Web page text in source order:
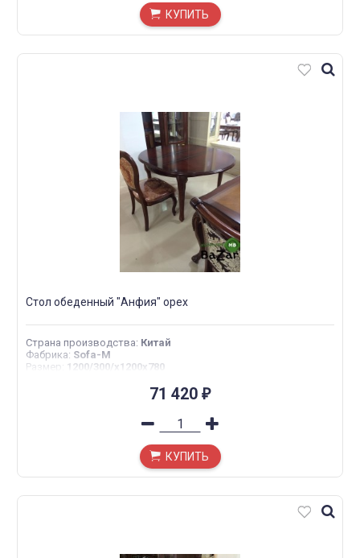
КУПИТЬ
Стол обеденный "Анфия" орех
Страна производства: Китай
Фабрика: Sofa-M
Размер : 1200/300/х1200х780
71 420 ₽
КУПИТЬ